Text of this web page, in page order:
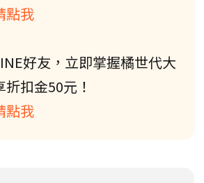
點我
好友，立即掌握橘世代大
扣金50元！
點我